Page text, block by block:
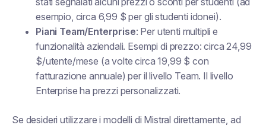
esempio, circa 6,99 $ per gli studenti idonei).
Piani Team/Enterprise: Per utenti multipli e
funzionalità aziendali. Esempi di prezzo: circa 24,99
$/utente/mese (a volte circa 19,99 $ con
fatturazione annuale) per il livello Team. Il livello
Enterprise ha prezzi personalizzati.
Se desideri utilizzare i modelli di Mistral direttamente, ad